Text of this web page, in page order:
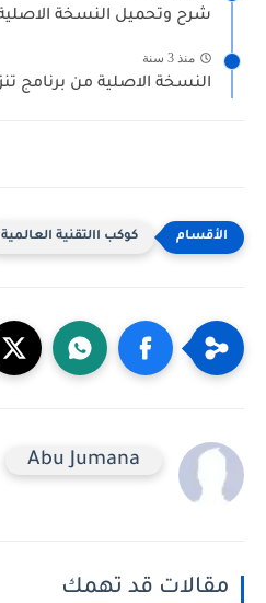
شرح وتحميل النسخة
منذ 3 سنة
النسخة الاصلية من برنامج
كوكب االتقنية العالمية
Abu Jumana
مقالات قد تهمك